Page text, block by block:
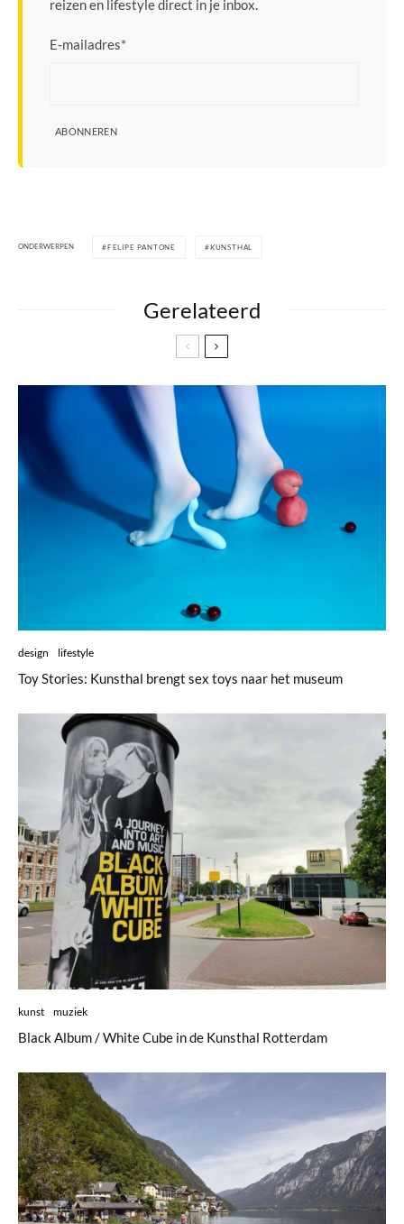
reizen en lifestyle direct in je inbox.
E-mailadres*
ABONNEREN
ONDERWERPEN FELIPE PANTONE KUNSTHAL
Gerelateerd
design lifestyle
Toy Stories: Kunsthal brengt sex toys naar het museum
kunst muziek
Black Album / White Cube in de Kunsthal Rotterdam